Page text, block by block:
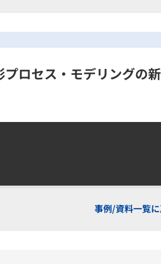
ロセス・モデリングの新
事例/資料一覧